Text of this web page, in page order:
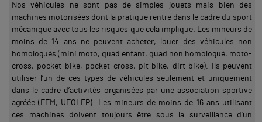
Nos véhicules ne sont pas de simples jouets mais bien des
machines motorisées dont la pratique rentre dans le cadre du sport
mécanique avec tous les risques que cela implique. Les mineurs de
moins de 14 ans ne peuvent acheter, louer des véhicules non
homologués (mini moto, quad enfant, quad non homologué, moto-
cross, pocket bike, pocket cross, pit bike, dirt bike). Ils peuvent
utiliser l’un de ces types de véhicules seulement et uniquement
dans le cadre d’activités organisées par une association sportive
agréée (FFM, UFOLEP). Les mineurs de moins de 16 ans utilisant
ces machines doivent toujours être sous la surveillance d’un